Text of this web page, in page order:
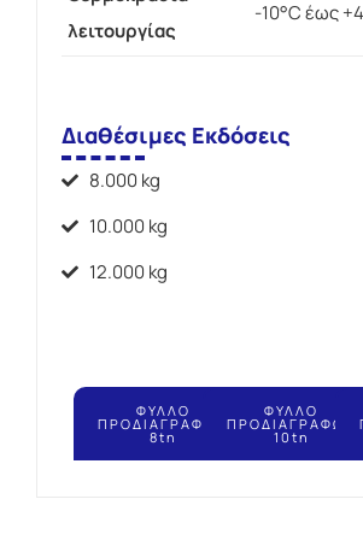
λειτουργίας
-10°C έως
Διαθέσιμες Εκδόσεις
8.000 kg
10.000 kg
12.000 kg
ΦΥΛΛΟ
ΠΡΟΔΙΑΓΡΑΦΩΝ
8tn
ΦΥΛΛΟ
ΠΡΟΔΙΑΓΡΑΦΩΝ
10tn